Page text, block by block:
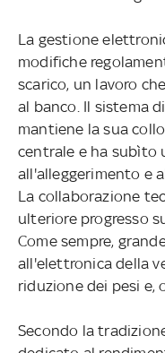
La gestione
modifiche
scarico, un lavoro
al banco. Il sistema
mantiene la sua
centrale e ha subìto
all'alleggerimento e
La collaborazione
ulteriore progresso
Come sempre,
all'elettronica della
riduzione dei pesi e,
Secondo la